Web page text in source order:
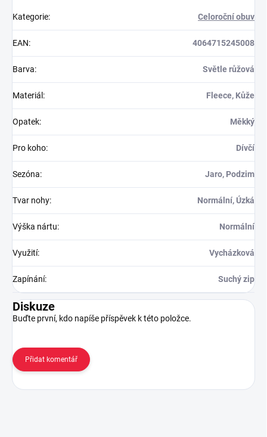
Kategorie: Celoroční obuv
EAN: 4064715245008
Barva: Světle růžová
Materiál : Fleece, Kůže
Opatek: Měkký
Pro koho: Dívčí
Sezóna: Jaro, Podzim
Tvar nohy: Normální, Úzká
Výška nártu: Normální
Využití: Vycházková
Zapínání: Suchý zip
Diskuze
Buďte první, kdo napíše příspěvek k této položce.
Přidat komentář